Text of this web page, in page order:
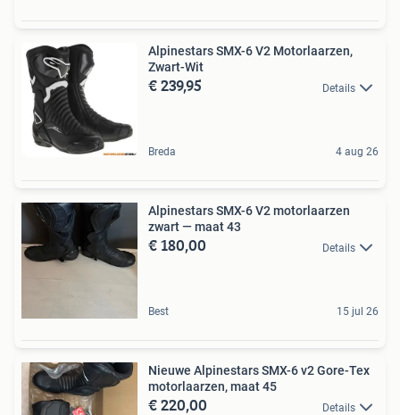
Alpinestars SMX-6 V2 Motorlaarzen,
Zwart-Wit
€ 239,95 Details
Breda 4 aug 26
Alpinestars SMX-6 V2 motorlaarzen
zwart — maat 43
€ 180,00 Details
Best 15 jul 26
Nieuwe Alpinestars SMX-6 v2 Gore-Tex
motorlaarzen, maat 45
€ 220,00 Details